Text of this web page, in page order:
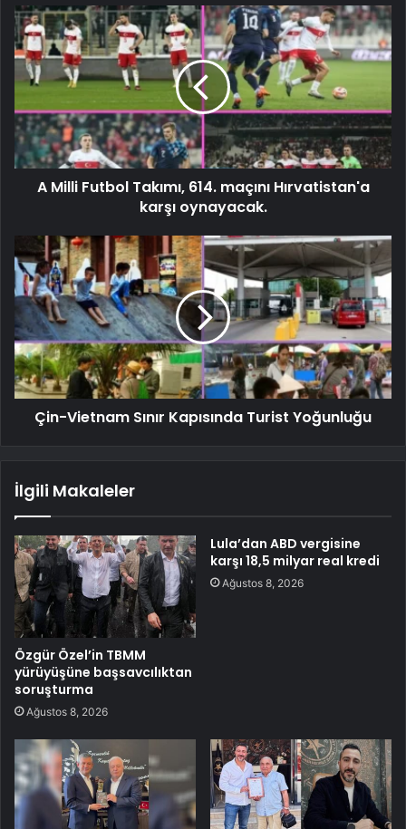
A Milli Futbol Takımı, 614. maçını Hırvatistan'a
karşı oynayacak.
Çin-Vietnam Sınır Kapısında Turist Yoğunluğu
İlgili Makaleler
Özgür Özel’in TBMM
yürüyüşüne başsavcılıktan
soruşturma
Ağustos 8, 2026
Lula’dan ABD vergisine
karşı 18,5 milyar real kredi
Ağustos 8, 2026